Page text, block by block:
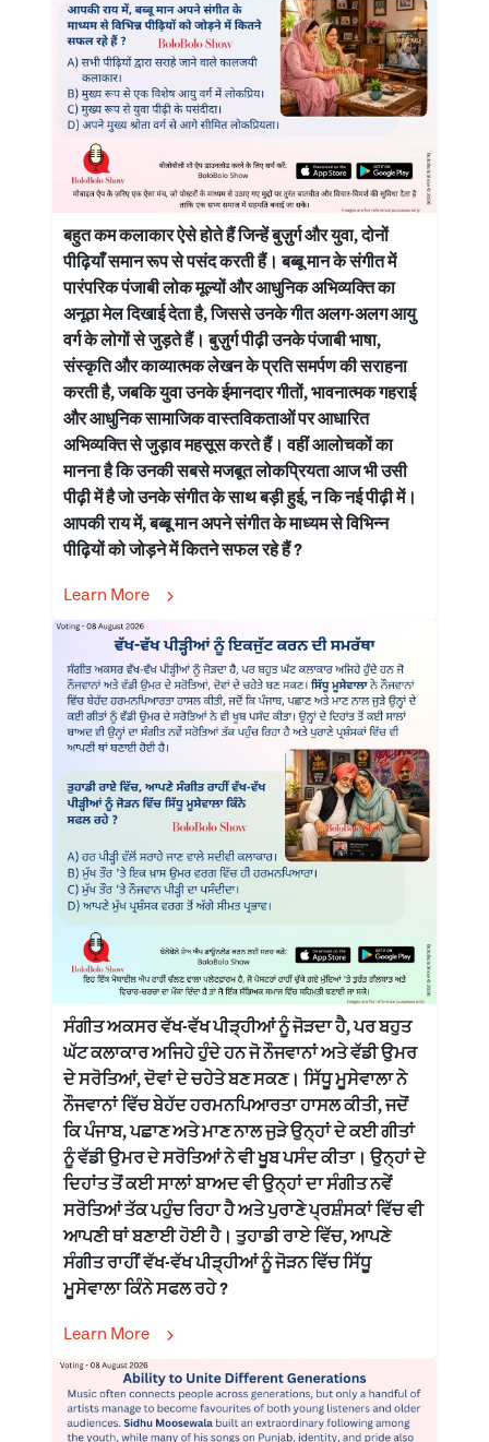
बहुत कम कलाकार ऐसे होते हैं जिन्हें बुज़ुर्ग और युवा, दोनों
पीढ़ियाँ समान रूप से पसंद करती हैं। बब्बू मान के संगीत में
पारंपरिक पंजाबी लोक मूल्यों और आधुनिक अभिव्यक्ति का
अनूठा मेल दिखाई देता है, जिससे उनके गीत अलग-अलग आयु
वर्ग के लोगों से जुड़ते हैं। बुज़ुर्ग पीढ़ी उनके पंजाबी भाषा,
संस्कृति और काव्यात्मक लेखन के प्रति समर्पण की सराहना
करती है, जबकि युवा उनके ईमानदार गीतों, भावनात्मक गहराई
और आधुनिक सामाजिक वास्तविकताओं पर आधारित
अभिव्यक्ति से जुड़ाव महसूस करते हैं। वहीं आलोचकों का
मानना है कि उनकी सबसे मजबूत लोकप्रियता आज भी उसी
पीढ़ी में है जो उनके संगीत के साथ बड़ी हुई, न कि नई पीढ़ी में।
आपकी राय में, बब्बू मान अपने संगीत के माध्यम से विभिन्न
पीढ़ियों को जोड़ने में कितने सफल रहे हैं ?
Learn More
ਸੰਗੀਤ ਅਕਸਰ ਵੱਖ-ਵੱਖ ਪੀੜ੍ਹੀਆਂ ਨੂੰ ਜੋੜਦਾ ਹੈ, ਪਰ ਬਹੁਤ
ਘੱਟ ਕਲਾਕਾਰ ਅਜਿਹੇ ਹੁੰਦੇ ਹਨ ਜੋ ਨੌਜਵਾਨਾਂ ਅਤੇ ਵੱਡੀ ਉਮਰ
ਦੇ ਸਰੋਤਿਆਂ, ਦੋਵਾਂ ਦੇ ਚਹੇਤੇ ਬਣ ਸਕਣ। ਸਿੱਧੂ ਮੂਸੇਵਾਲਾ ਨੇ
ਨੌਜਵਾਨਾਂ ਵਿੱਚ ਬੇਹੱਦ ਹਰਮਨਪਿਆਰਤਾ ਹਾਸਲ ਕੀਤੀ, ਜਦੋਂ
ਕਿ ਪੰਜਾਬ, ਪਛਾਣ ਅਤੇ ਮਾਣ ਨਾਲ ਜੁੜੇ ਉਨ੍ਹਾਂ ਦੇ ਕਈ ਗੀਤਾਂ
ਨੂੰ ਵੱਡੀ ਉਮਰ ਦੇ ਸਰੋਤਿਆਂ ਨੇ ਵੀ ਖੂਬ ਪਸੰਦ ਕੀਤਾ। ਉਨ੍ਹਾਂ ਦੇ
ਦਿਹਾਂਤ ਤੋਂ ਕਈ ਸਾਲਾਂ ਬਾਅਦ ਵੀ ਉਨ੍ਹਾਂ ਦਾ ਸੰਗੀਤ ਨਵੇਂ
ਸਰੋਤਿਆਂ ਤੱਕ ਪਹੁੰਚ ਰਿਹਾ ਹੈ ਅਤੇ ਪੁਰਾਣੇ ਪ੍ਰਸ਼ੰਸਕਾਂ ਵਿੱਚ ਵੀ
ਆਪਣੀ ਥਾਂ ਬਣਾਈ ਹੋਈ ਹੈ। ਤੁਹਾਡੀ ਰਾਏ ਵਿੱਚ, ਆਪਣੇ
ਸੰਗੀਤ ਰਾਹੀਂ ਵੱਖ-ਵੱਖ ਪੀੜ੍ਹੀਆਂ ਨੂੰ ਜੋੜਨ ਵਿੱਚ ਸਿੱਧੂ
ਮੂਸੇਵਾਲਾ ਕਿੰਨੇ ਸਫਲ ਰਹੇ ?
Learn More